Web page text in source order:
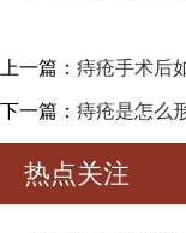
上一篇： 痔疮手术后
下一篇： 痔疮是怎么
热点关注